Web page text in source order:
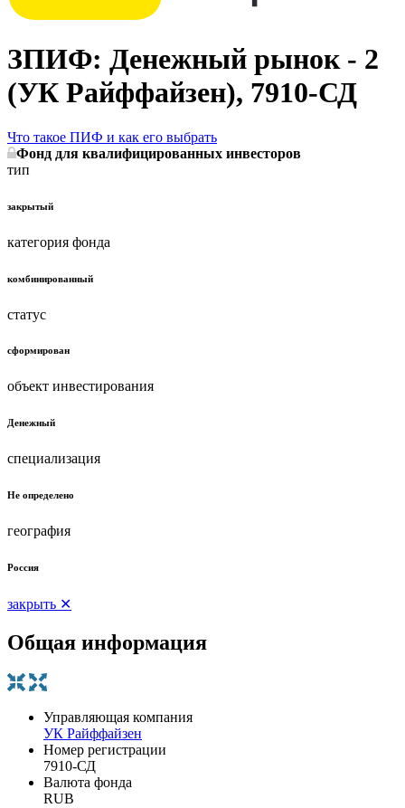
ЗПИФ: Денежный рынок - 2
(УК Райффайзен), 7910-СД
Что такое ПИФ и как его выбрать
Фонд для квалифицированных инвесторов
тип
закрытый
категория фонда
комбинированный
статус
сформирован
объект инвестирования
Денежный
специализация
Не определено
география
Россия
закрыть ✕
Общая информация
Управляющая компания
УК Райффайзен
Номер регистрации
7910-СД
Валюта фонда
RUB